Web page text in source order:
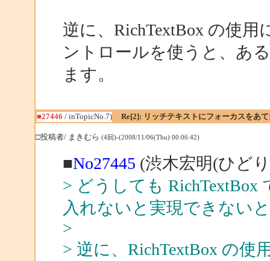
逆に、RichTextBox の使用
ントロールを使うと、あ
ます。
■27446 / inTopicNo.7) Re[2]: リッチテキストにフォーカスをあ
□投稿者/ まきむら (4回)-(2008/11/06(Thu) 00:06:42)
■No27445 (渋木宏明(ひど
> どうしても
入れないと実現できない
>
> 逆に、RichTextBox の使